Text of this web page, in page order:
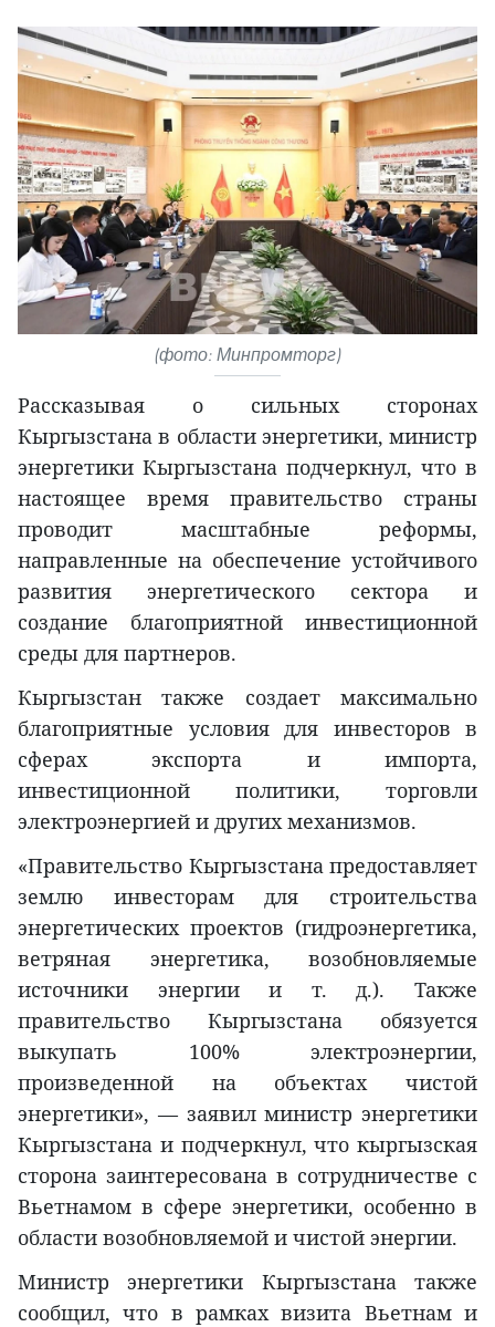
(фото: Минпромторг)
Рассказывая о сильных сторонах
Кыргызстана в области энергетики, министр
энергетики Кыргызстана подчеркнул, что в
настоящее время правительство страны
проводит масштабные реформы,
направленные на обеспечение устойчивого
развития энергетического сектора и
создание благоприятной инвестиционной
среды для партнеров.
Кыргызстан также создает максимально
благоприятные условия для инвесторов в
сферах экспорта и импорта,
инвестиционной политики, торговли
электроэнергией и других механизмов.
«Правительство Кыргызстана предоставляет
землю инвесторам для строительства
энергетических проектов (гидроэнергетика,
ветряная энергетика, возобновляемые
источники энергии и т. д.). Также
правительство Кыргызстана обязуется
выкупать 100% электроэнергии,
произведенной на объектах чистой
энергетики», — заявил министр энергетики
Кыргызстана и подчеркнул, что кыргызская
сторона заинтересована в сотрудничестве с
Вьетнамом в сфере энергетики, особенно в
области возобновляемой и чистой энергии.
Министр энергетики Кыргызстана также
сообщил, что в рамках визита Вьетнам и